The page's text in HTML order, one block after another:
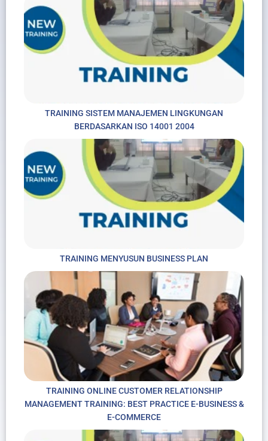
TRAINING SISTEM MANAJEMEN LINGKUNGAN
BERDASARKAN ISO 14001 2004
TRAINING MENYUSUN BUSINESS PLAN
TRAINING ONLINE CUSTOMER RELATIONSHIP
MANAGEMENT TRAINING: BEST PRACTICE E-BUSINESS &
E-COMMERCE